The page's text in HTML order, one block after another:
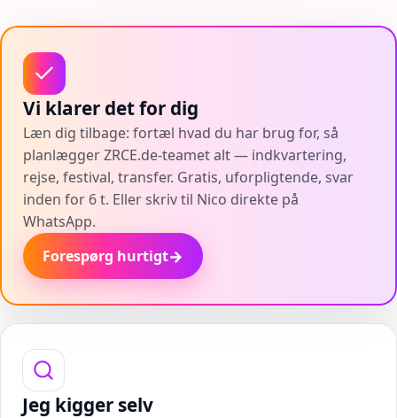
Vi klarer det for dig
Læn dig tilbage: fortæl hvad du har brug for, så
planlægger ZRCE.de-teamet alt — indkvartering,
rejse, festival, transfer. Gratis, uforpligtende, svar
inden for 6 t. Eller skriv til Nico direkte på
WhatsApp.
Forespørg hurtigt→
Jeg kigger selv